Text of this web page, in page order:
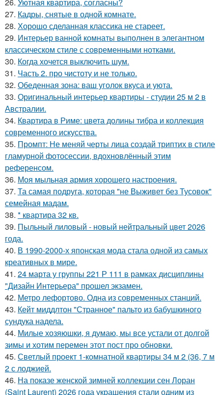
27. Кадры, снятые в одной комнате.
28. Хорошо сделанная классика не стареет.
29. Интерьер ванной комнаты выполнен в элегантном
классическом стиле с современными нотками.
30. Когда хочется выключить шум.
31. Часть 2. про чистоту и не только.
32. Обеденная зона: ваш уголок вкуса и уюта.
33. Оригинальный интерьер квартиры - студии 25 м 2 в
Австралии.
34. Квартира в Риме: цвета долины тибра и коллекция
современного искусства.
35. Промпт: Не меняй черты лица создай триптих в стиле
гламурной фотосессии, вдохновлённый этим
референсом.
36. Моя мыльная армия хорошего настроения.
37. Та самая подруга, которая "не Выживет без Тусовок"
семейная мадам.
38. * квартира 32 кв.
39. Пыльный лиловый - новый нейтральный цвет 2026
года.
40. В 1990-2000-х японская мода стала одной из самых
креативных в мире.
41. 24 марта у группы 221 Р 111 в рамках дисциплины
"Дизайн Интерьера" прошел экзамен.
42. Метро лефортово. Одна из современных станций.
43. Кейт миддлтон "Странное" пальто из бабушкиного
сундука надела.
44. Милые хозяюшки, я думаю, мы все устали от долгой
зимы и хотим перемен этот пост про обновки.
45. Светлый проект 1-комнатной квартиры 34 м 2 (36, 7 м
2 с лоджией.
46. На показе женской зимней коллекции сен Лоран
(Saint Laurent) 2026 года украшения стали одним из